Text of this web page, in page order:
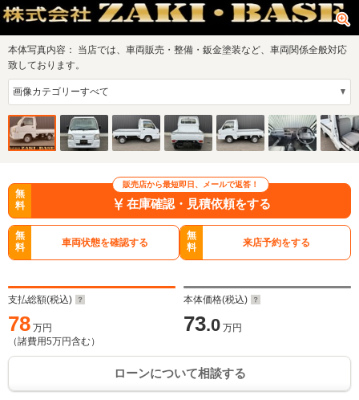
本体写真内容： 当店では、車両販売・整備・鈑金塗装など、車両関係全般対応
致しております。
販売店から最短即日、メールで返答！
無
料
在庫確認・見積依頼をする
無
料
車両状態を確認する
無
料
来店予約をする
支払総額(税込)
78 万円
（諸費用5万円含む）
本体価格(税込)
73.0 万円
ローンについて相談する